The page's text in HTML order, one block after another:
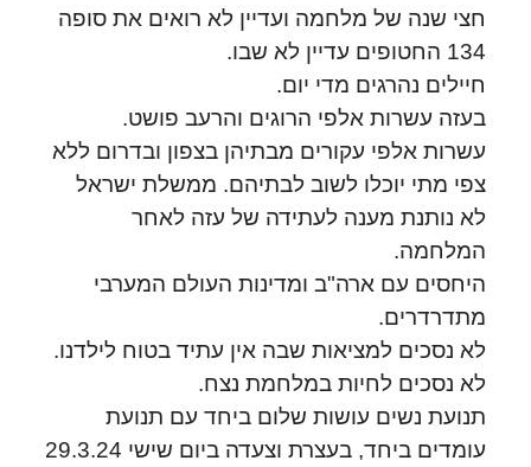
חצי שנה של מלחמה ועדיין לא רואים את סופה
134 החטופים עדיין לא שבו.
חיילים נהרגים מדי יום.
בעזה עשרות אלפי הרוגים והרעב פושט.
עשרות אלפי עקורים מבתיהן בצפון ובדרום ללא
צפי מתי יוכלו לשוב לבתיהם. ממשלת ישראל
לא נותנת מענה לעתידה של עזה לאחר
המלחמה.
היחסים עם ארה"ב ומדינות העולם המערבי
מתדרדרים.
לא נסכים למציאות שבה אין עתיד בטוח לילדנו.
לא נסכים לחיות במלחמת נצח.
תנועת נשים עושות שלום ביחד עם תנועת
עומדים ביחד, בעצרת וצעדה ביום שישי 29.3.24